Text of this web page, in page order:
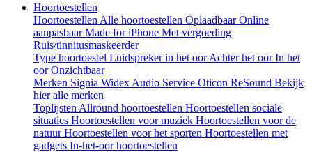
Hoortoestellen
Hoortoestellen Alle hoortoestellen OplaadbaarOnline
aanpasbaarMade for iPhone Met vergoeding
Ruis/tinnitusmaskeerder
Type hoortoestel Luidspreker in het oorAchter het oorIn het
oorOnzichtbaar
Merken Signia Widex Audio Service Oticon ReSound Bekijk
hier alle merken
Toplijsten Allround hoortoestellen Hoortoestellen sociale
situaties Hoortoestellen voor muziek Hoortoestellen voor de
natuurHoortoestellen voor het sporten Hoortoestellen met
gadgets In-het-oor hoortoestellen